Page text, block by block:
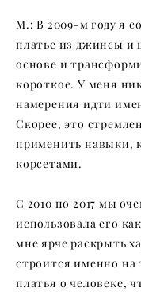
М.: В 2009-м году я
платье из джинсы и
основе и
короткое. У меня
намерения идти
Скорее, это
применить навыки,
корсетами.
С 2010 по 2017 мы
использовала его
мне ярче раскрыть
строится именно на
платья о человеке,